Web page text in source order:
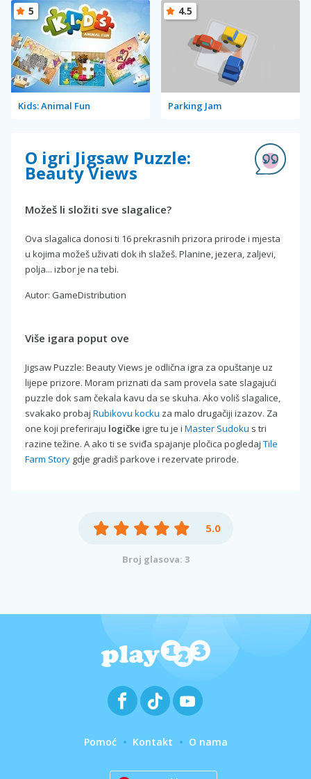
Kids: Animal Fun
5
Parking Jam
4.5
O igri Jigsaw Puzzle:
Beauty Views
Možeš li složiti sve slagalice?
Ova slagalica donosi ti 16 prekrasnih prizora prirode i mjesta
u kojima možeš uživati dok ih slažeš. Planine, jezera, zaljevi,
polja... izbor je na tebi.
Autor: GameDistribution
Više igara poput ove
Jigsaw Puzzle: Beauty Views je odlična igra za opuštanje uz
lijepe prizore. Moram priznati da sam provela sate slagajući
puzzle dok sam čekala kavu da se skuha. Ako voliš slagalice,
svakako probaj Rubikovu kocku za malo drugačiji izazov. Za
one koji preferiraju logičke igre tu je i Master Sudoku s tri
razine težine. A ako ti se sviđa spajanje pločica pogledaj Tile
Farm Story gdje gradiš parkove i rezervate prirode.
5.0
Broj glasova: 3
Pomoć Kontakt O nama